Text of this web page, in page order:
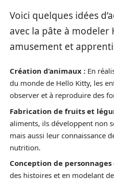
Voici quelques idées
avec la pâte à
amusement et
Création d’animaux : En
du monde de Hello Kitty, les
observer et à reproduire des
Fabrication de fruits et
aliments, ils développent non
mais aussi leur connaissance
nutrition.
Conception de personnages
des histoires et en modelant